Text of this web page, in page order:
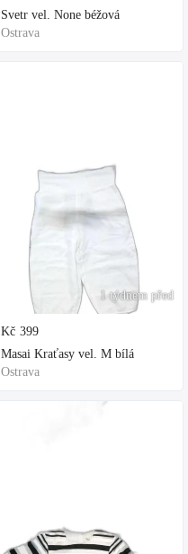
Svetr vel. None béžová
Ostrava
1 týdnem před
Kč 399
Masai Kraťasy vel. M bílá
Ostrava